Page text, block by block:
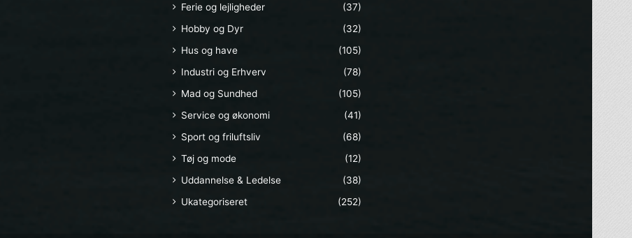
Ferie og lejligheder
(37)
Hobby og Dyr
(32)
Hus og have
(105)
Industri og Erhverv
(78)
Mad og Sundhed
(105)
Service og økonomi
(41)
Sport og friluftsliv
(68)
Tøj og mode
(12)
Uddannelse & Ledelse
(38)
Ukategoriseret
(252)